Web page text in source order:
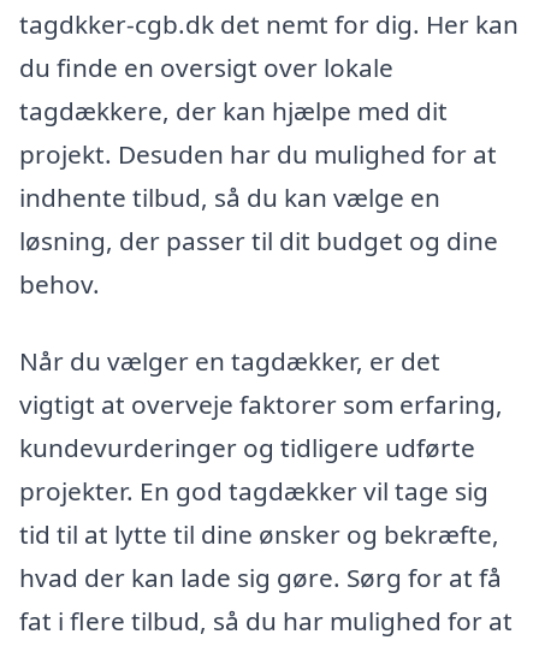
tagdkker-cgb.dk det nemt for dig. Her kan
du finde en oversigt over lokale
tagdækkere, der kan hjælpe med dit
projekt. Desuden har du mulighed for at
indhente tilbud, så du kan vælge en
løsning, der passer til dit budget og dine
behov.
Når du vælger en tagdækker, er det
vigtigt at overveje faktorer som erfaring,
kundevurderinger og tidligere udførte
projekter. En god tagdækker vil tage sig
tid til at lytte til dine ønsker og bekræfte,
hvad der kan lade sig gøre. Sørg for at få
fat i flere tilbud, så du har mulighed for at